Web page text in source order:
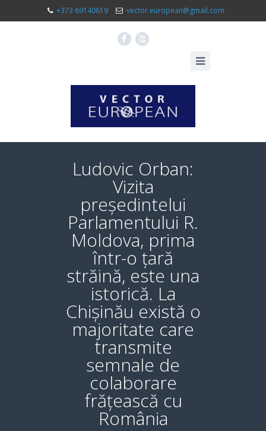
+373 69140619 vector.european@gmail.com
F X
Ludovic Orban:
Vizita
președintelui
Parlamentului R.
Moldova, prima
într-o țară
străină, este una
istorică. La
Chișinău există o
majoritate care
transmite
semnale de
colaborare
frățească cu
România